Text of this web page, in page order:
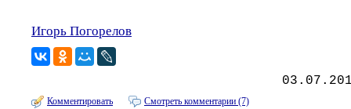
Игорь Погорелов
Комментировать Смотреть комментарии (7)